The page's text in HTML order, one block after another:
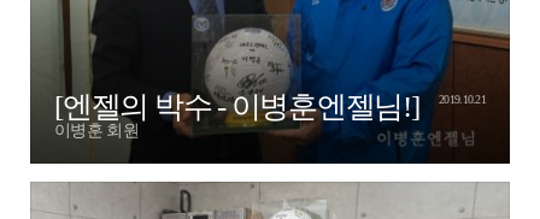
[엔젤의 박수 - 이병훈엔젤님!]
이병훈 회원
2019.10.21